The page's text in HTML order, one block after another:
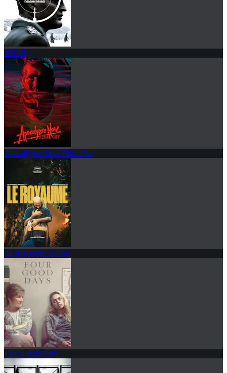
HHhH
Apocalypse Now Final Cut
Le Royaume (2024)
Four Good Days